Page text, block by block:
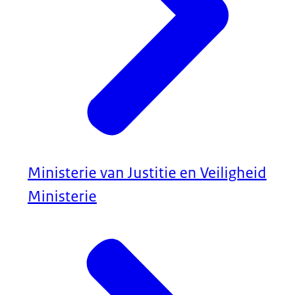
Ministerie van Justitie en Veiligheid
Ministerie